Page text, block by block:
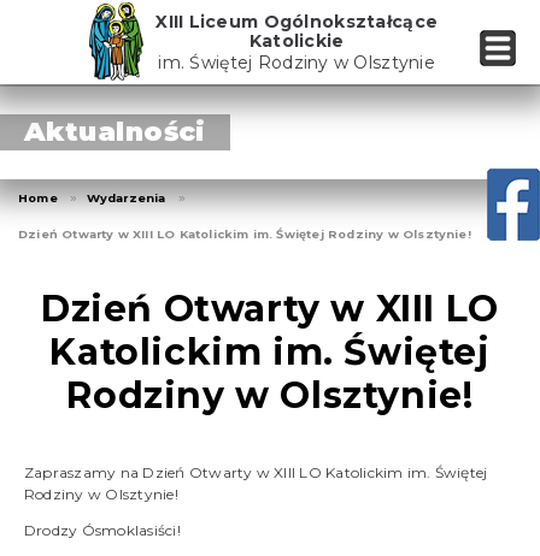
XIII Liceum Ogólnokształcące
Katolickie
im. Świętej Rodziny w Olsztynie
Aktualności
Home Wydarzenia
Dzień Otwarty w XIII LO Katolickim im. Świętej Rodziny w Olsztynie!
Dzień Otwarty w XIII LO
Katolickim im. Świętej
Rodziny w Olsztynie!
Zapraszamy na Dzień Otwarty w XIII LO Katolickim im. Świętej
Rodziny w Olsztynie!
Drodzy Ósmoklasiści!